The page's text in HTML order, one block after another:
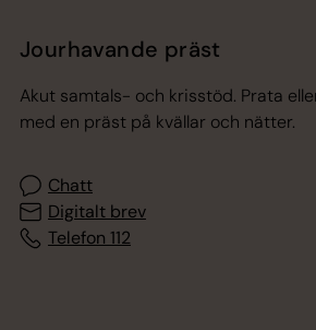
Jourhavande präst
Akut samtals- och krisstöd. Prata
med en präst på kvällar och nätter.
Chatt
Digitalt brev
Telefon 112